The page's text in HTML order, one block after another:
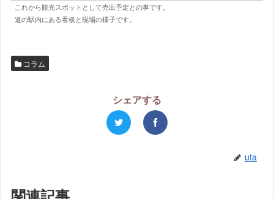
これから観光スポットとして売出予定との事です。
道の駅内にある看板と現場の様子です。
コラム
シェアする
uta